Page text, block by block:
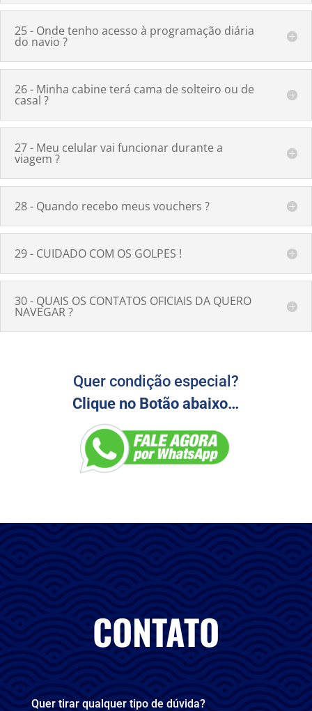
25 - Onde tenho acesso à programação diária
do navio ?
26 - Minha cabine terá cama de solteiro ou de
casal ?
27 - Meu celular vai funcionar durante a
viagem ?
28 - Quando recebo meus vouchers ?
29 - CUIDADO COM OS GOLPES !
30 - QUAIS OS CONTATOS OFICIAIS DA QUERO
NAVEGAR ?
Quer condição especial?
Clique no Botão abaixo…
CONTATO
Quer tirar qualquer tipo de dúvida?